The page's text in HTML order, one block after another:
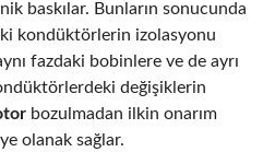
baskılar. Bunların sonucunda
kondüktörlerin izolasyonu
fazdaki bobinlere ve de ayrı
değişiklerin
bozulmadan ilkin onarım
olanak sağlar.